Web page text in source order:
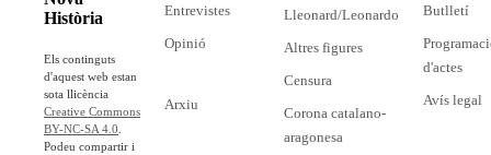
Història
Els continguts
d'aquest web estan
sota llicència
Creative Commons
BY-NC-SA 4.0
Podeu compartir i
Entrevistes
Opinió
Arxiu
Lleonard/Leonardo
Altres figures
Censura
Corona catalano-
aragonesa
Butlletí
d'actes
Avís legal